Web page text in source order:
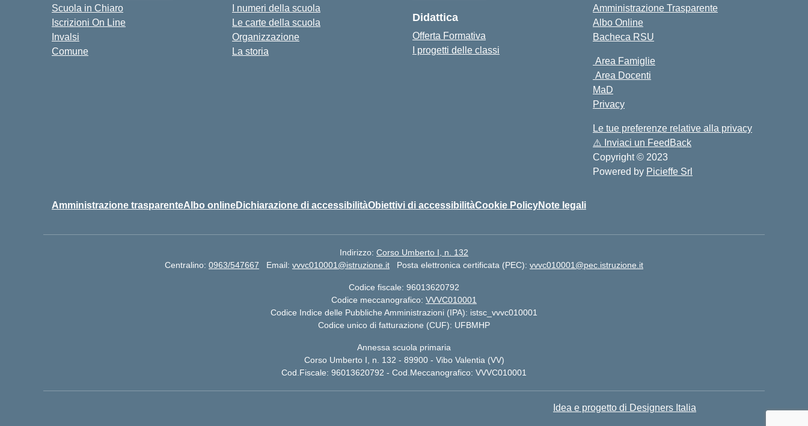
Scuola in Chiaro
Iscrizioni On Line
Invalsi
Comune
I numeri della scuola
Le carte della scuola
Organizzazione
La storia
Didattica
Offerta Formativa
I progetti delle classi
Amministrazione Trasparente
Albo Online
Bacheca RSU
Area Famiglie
Area Docenti
MaD
Privacy
Le tue preferenze relative alla privacy
⚠️ Inviaci un FeedBack
Copyright © 2023
Powered by Picieffe Srl
Amministrazione trasparenteAlbo onlineDichiarazione di accessibilitàObiettivi di accessibilitàCookie PolicyNote legali
Indirizzo: Corso Umberto I, n. 132
Centralino: 0963/547667 Email: vvvc010001@istruzione.it Posta elettronica certificata (PEC): vvvc010001@pec.istruzione.it
Codice fiscale: 96013620792
Codice meccanografico: VVVC010001
Codice Indice delle Pubbliche Amministrazioni (IPA): istsc_vvvc010001
Codice unico di fatturazione (CUF): UFBMHP
Annessa scuola primaria
Corso Umberto I, n. 132 - 89900 - Vibo Valentia (VV)
Cod.Fiscale: 96013620792 - Cod.Meccanografico: VVVC010001
Idea e progetto di Designers Italia